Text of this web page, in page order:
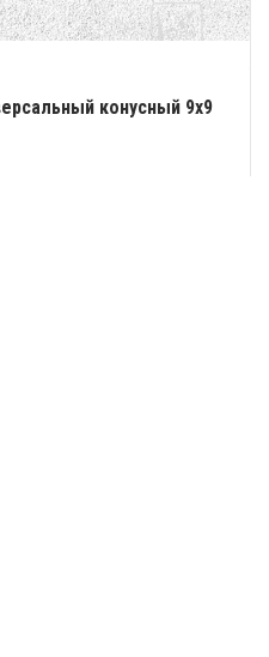
конусный 9х9